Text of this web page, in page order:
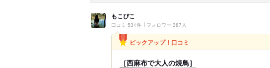
もこぴこ
口コミ 531件 フォロワー 387人
ピックアップ！口コミ
［西麻布で大人の焼鳥］